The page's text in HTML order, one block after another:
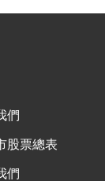
們
股票總表
們